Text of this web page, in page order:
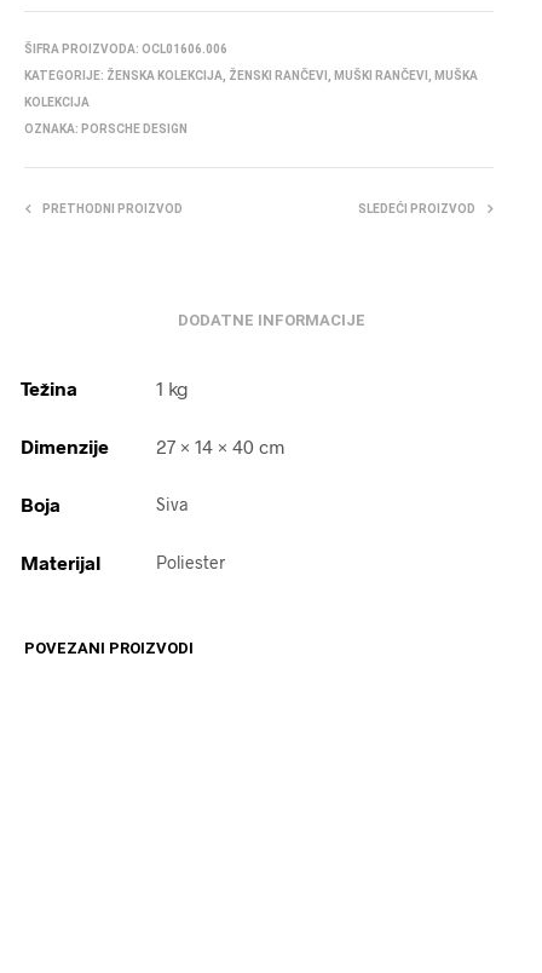
ŠIFRA PROIZVODA: OCL01606.006
KATEGORIJE: ŽENSKA KOLEKCIJA ŽENSKI RANČEVI MUŠKI RANČEVI
MUŠKA
KOLEKCIJA
OZNAKA: PORSCHE DESIGN
PRETHODNI PROIZVOD SLEDEĆI PROIZVOD
DODATNE INFORMACIJE
Težina 1 kg
Dimenzije 27 × 14 × 40 cm
Boja Siva
Materijal Poliester
POVEZANI PROIZVODI